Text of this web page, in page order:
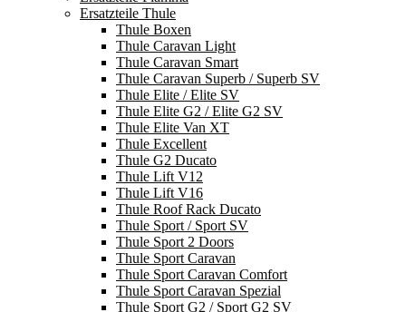
Ersatzteile Thule
Thule Boxen
Thule Caravan Light
Thule Caravan Smart
Thule Caravan Superb / Superb SV
Thule Elite / Elite SV
Thule Elite G2 / Elite G2 SV
Thule Elite Van XT
Thule Excellent
Thule G2 Ducato
Thule Lift V12
Thule Lift V16
Thule Roof Rack Ducato
Thule Sport / Sport SV
Thule Sport 2 Doors
Thule Sport Caravan
Thule Sport Caravan Comfort
Thule Sport Caravan Spezial
Thule Sport G2 / Sport G2 SV